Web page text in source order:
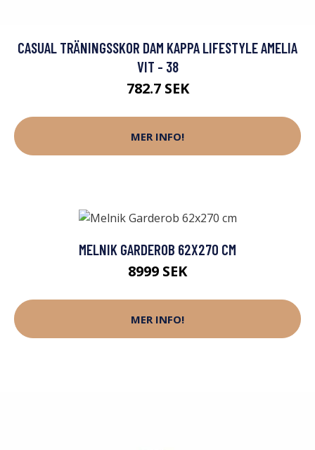
CASUAL TRÄNINGSSKOR DAM KAPPA LIFESTYLE AMELIA
VIT - 38
782.7 SEK
MER INFO!
MELNIK GARDEROB 62X270 CM
8999 SEK
MER INFO!